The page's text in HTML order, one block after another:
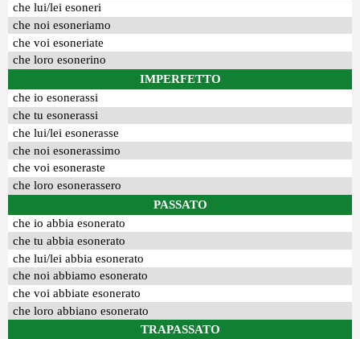
che lui/lei esoneri
che noi esoneriamo
che voi esoneriate
che loro esonerino
IMPERFETTO
che io esonerassi
che tu esonerassi
che lui/lei esonerasse
che noi esonerassimo
che voi esoneraste
che loro esonerassero
PASSATO
che io abbia esonerato
che tu abbia esonerato
che lui/lei abbia esonerato
che noi abbiamo esonerato
che voi abbiate esonerato
che loro abbiano esonerato
TRAPASSATO